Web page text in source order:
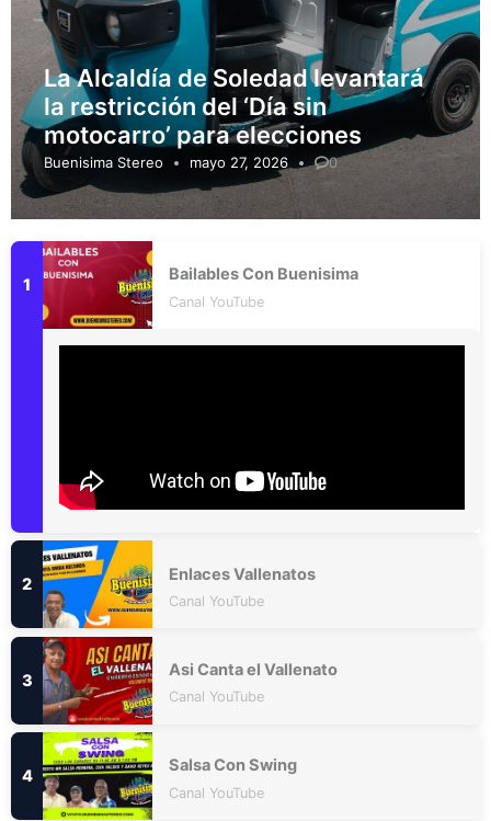
La Alcaldía de Soledad levantará
la restricción del ‘Día sin
motocarro’ para elecciones
Buenisima Stereo mayo 27, 2026 0
Bailables Con Buenisima
Canal YouTube
Enlaces Vallenatos
Canal YouTube
Asi Canta el Vallenato
Canal YouTube
Salsa Con Swing
Canal YouTube